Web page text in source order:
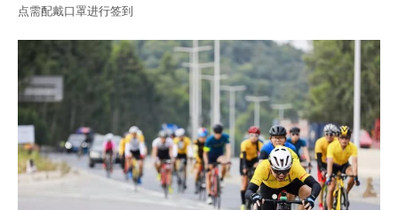
点需配戴口罩进行签到